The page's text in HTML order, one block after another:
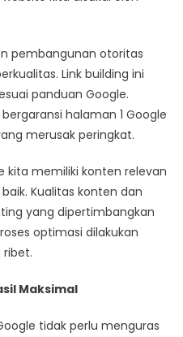
pembangunan otoritas
Link building ini
panduan Google.
halaman 1 Google
merusak peringkat.
kita memiliki konten relevan
Kualitas konten dan
yang dipertimbangkan
optimasi dilakukan
Maksimal
tidak perlu menguras